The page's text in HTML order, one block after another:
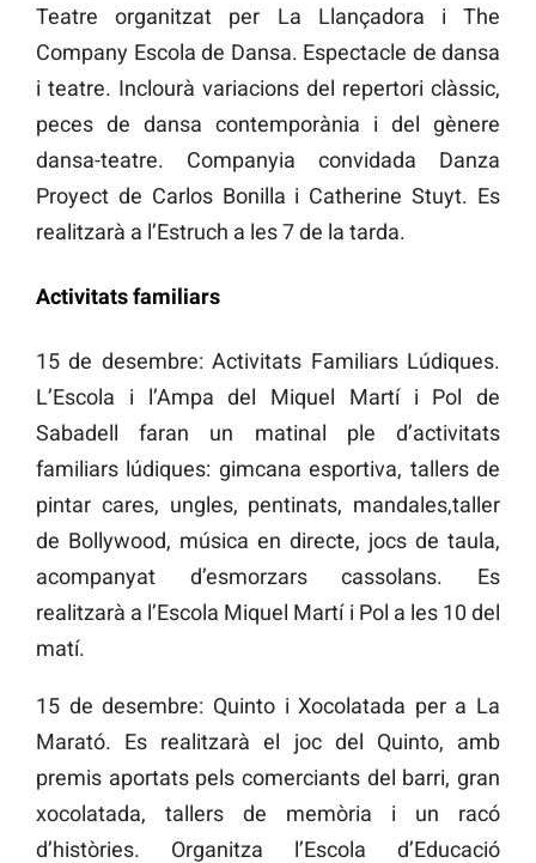
Teatre organitzat per La Llançadora i The
Company Escola de Dansa. Espectacle de dansa
i teatre. Inclourà variacions del repertori clàssic,
peces de dansa contemporània i del gènere
dansa-teatre. Companyia convidada Danza
Proyect de Carlos Bonilla i Catherine Stuyt. Es
realitzarà a l’Estruch a les 7 de la tarda.
Activitats familiars
15 de desembre: Activitats Familiars Lúdiques.
L’Escola i l’Ampa del Miquel Martí i Pol de
Sabadell faran un matinal ple d’activitats
familiars lúdiques: gimcana esportiva, tallers de
pintar cares, ungles, pentinats, mandales,taller
de Bollywood, música en directe, jocs de taula,
acompanyat d’esmorzars cassolans. Es
realitzarà a l’Escola Miquel Martí i Pol a les 10 del
matí.
15 de desembre: Quinto i Xocolatada per a La
Marató. Es realitzarà el joc del Quinto, amb
premis aportats pels comerciants del barri, gran
xocolatada, tallers de memòria i un racó
d’històries. Organitza l’Escola d’Educació